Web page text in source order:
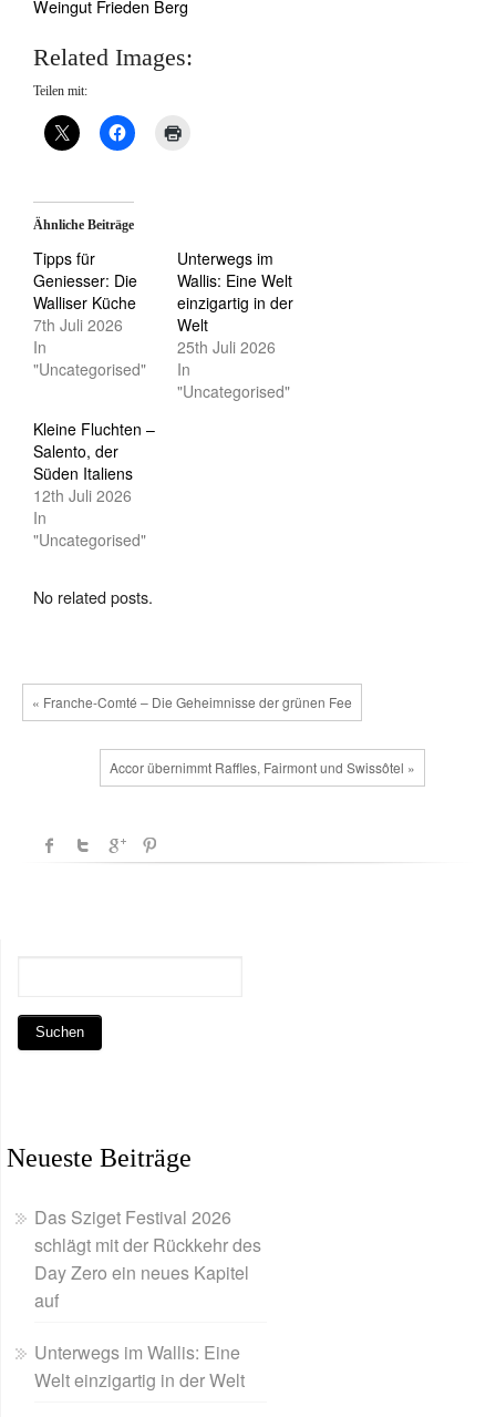
Weingut Frieden Berg
Related Images:
Teilen mit:
Ähnliche Beiträge
Tipps für
Geniesser: Die
Walliser Küche
7th Juli 2026
In
"Uncategorised"
Unterwegs im
Wallis: Eine Welt
einzigartig in der
Welt
25th Juli 2026
In
"Uncategorised"
Kleine Fluchten –
Salento, der
Süden Italiens
12th Juli 2026
In
"Uncategorised"
No related posts.
« Franche-Comté – Die Geheimnisse der grünen Fee
Accor übernimmt Raffles, Fairmont und Swissôtel »
Neueste Beiträge
Das Sziget Festival 2026
schlägt mit der Rückkehr des
Day Zero ein neues Kapitel
auf
Unterwegs im Wallis: Eine
Welt einzigartig in der Welt